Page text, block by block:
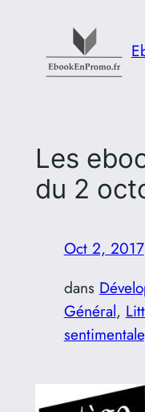
contenu
Les
du 2
Oct 2, 2017
dans
Général,
sentimentale